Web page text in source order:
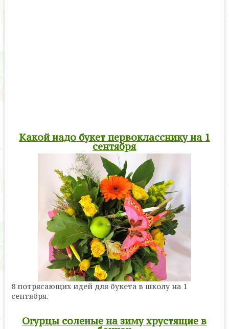
Какой надо букет первокласснику на 1
сентября
8 потрясающих идей для букета в школу на 1
сентября.
Огурцы соленые на зиму хрустящие в